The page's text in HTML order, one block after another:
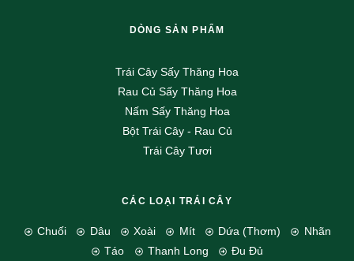
DÒNG SẢN PHẨM
Trái Cây Sấy Thăng Hoa
Rau Củ Sấy Thăng Hoa
Nấm Sấy Thăng Hoa
Bột Trái Cây - Rau Củ
Trái Cây Tươi
CÁC LOẠI TRÁI CÂY
Chuối Dâu Xoài Mít Dứa (Thơm)
Nhãn
Táo
Thanh Long Đu Đủ